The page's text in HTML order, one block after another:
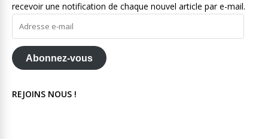
recevoir une notification de chaque nouvel article par e-mail.
mail
Abonnez-vous
REJOINS NOUS !